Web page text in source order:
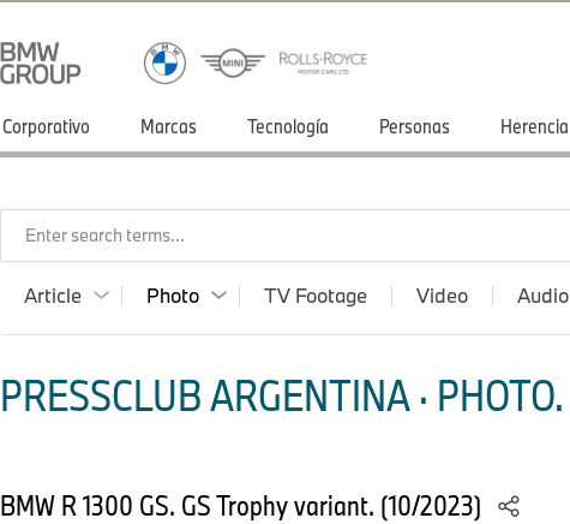
Corporativo Marcas Tecnología Personas Herencia
Enter search terms...
Article Photo TV Footage Video Audio
PRESSCLUB ARGENTINA · PHOTO.
BMW R 1300 GS. GS Trophy variant. (10/2023)